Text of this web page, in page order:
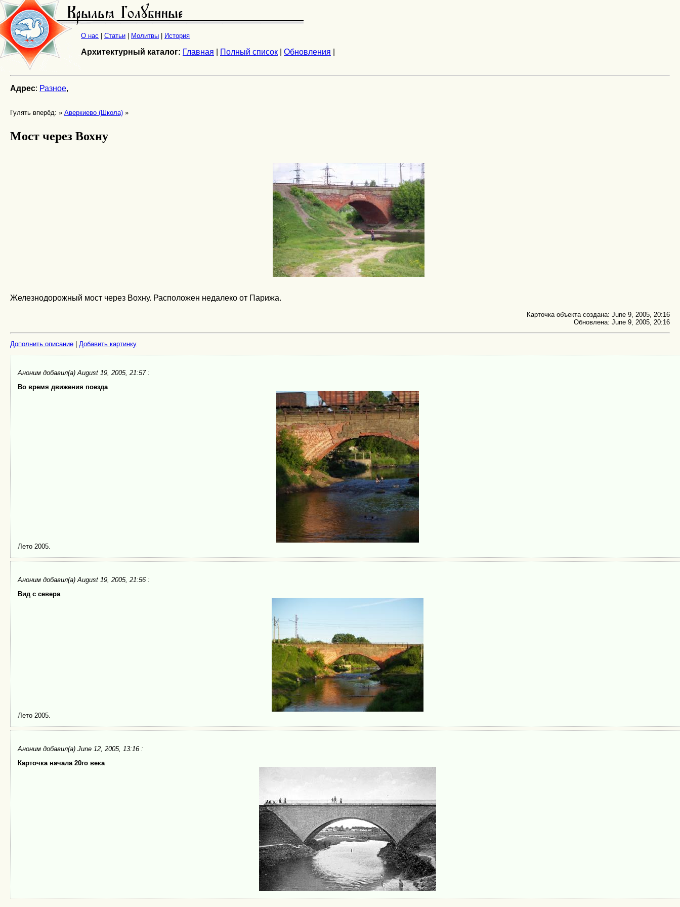
О нас Статьи Молитвы История
Архитектурный каталог: Главная Полный список Обновления
Адрес: Разное,
Гулять вперёд: » Аверкиево (Школа) »
Мост через Вохну
Железнодорожный мост через Вохну. Расположен недалеко от Парижа.
Карточка объекта создана: June 9, 2005, 20:16
Обновлена: June 9, 2005, 20:16
Дополнить описание Добавить картинку
Аноним добавил(а) August 19, 2005, 21:57 :
Во время движения поезда
Лето 2005.
Аноним добавил(а) August 19, 2005, 21:56 :
Вид с севера
Лето 2005.
Аноним добавил(а) June 12, 2005, 13:16 :
Карточка начала 20го века